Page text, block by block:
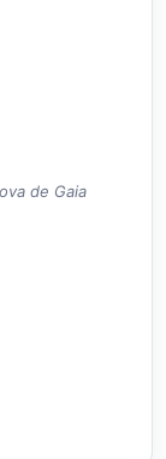
de Gaia